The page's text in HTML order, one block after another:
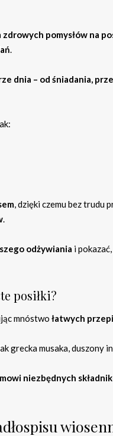
zdrowych pomysłów na
.
dnia – od śniadania,
, dzięki czemu bez trudu
.
odżywiania i
posiłki?
mnóstwo łatwych
grecka musaka, duszony
niezbędnych